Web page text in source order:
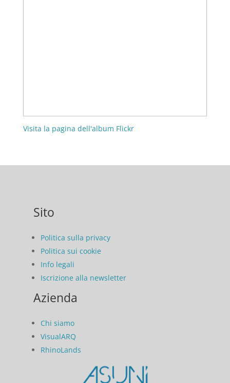
Visita la pagina dell'album Flickr
Sito
Politica sulla privacy
Politica sui cookie
Info legali
Iscrizione alla newsletter
Azienda
Chi siamo
VisualARQ
RhinoLands